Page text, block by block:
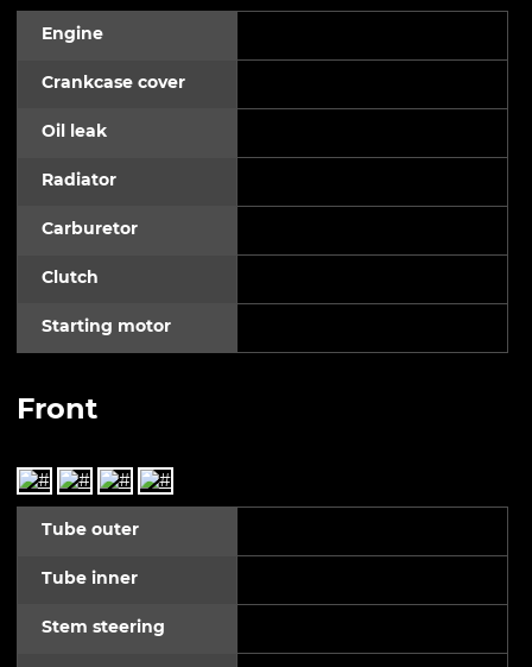
Engine
Crankcase cover
Oil leak
Radiator
Carburetor
Clutch
Starting motor
Front
Tube outer
Tube inner
Stem steering